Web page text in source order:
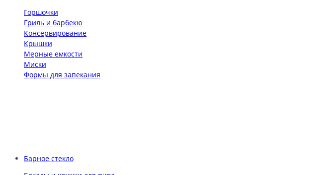
Горшочки
Гриль и барбекю
Консервирование
Крышки
Мерные емкости
Миски
Формы для запекания
Барное стекло